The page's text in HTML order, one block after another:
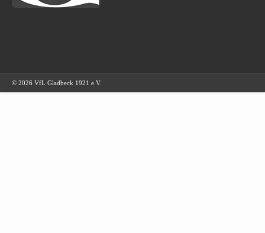
© 2026 VfL Gladbeck 1921 e.V.